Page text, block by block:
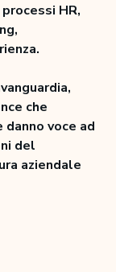
HR,
che
voce ad
del
aziendale